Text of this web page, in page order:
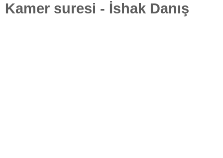
Kamer suresi - İshak Danış